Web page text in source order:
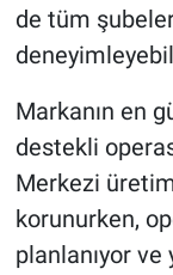
de tüm
Markanın en
destekli
Merkezi
korunurken,
planlanıyor